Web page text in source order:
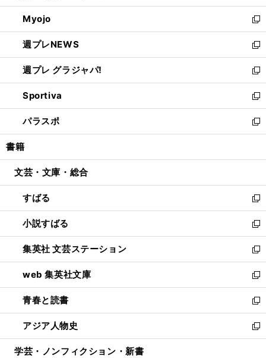
開
く
ウ
で
開
く
ン
ド
ウ
で
開
く
ウ
ィ
ン
ド
ウ
で
開
く
Myojo
新
し
い
ウ
ィ
ン
ド
ウ
で
開
週プレNEWS
新
し
い
ウ
ィ
ン
ド
ウ
開
週プレ グラジャパ!
新
し
い
ウ
ィ
ン
ウ
開
く
Sportiva
新
し
い
ウ
ン
ウ
で
開
く
パラスポ
新
し
ウ
ン
ド
ウ
で
開
く
書籍
文芸・文庫・総合
すばる
新
し
い
ウ
ィ
ン
ド
ウ
で
開
く
小説すばる
新
し
い
ウ
ィ
ン
ド
ウ
で
開
集英社 文芸ステーション
新
し
い
ウ
ィ
ン
ド
ウ
web 集英社文庫
新
し
い
ウ
ィ
ン
青春と読書
新
し
い
ウ
アジア人物史
新
し
学芸・ノンフィクション・新書